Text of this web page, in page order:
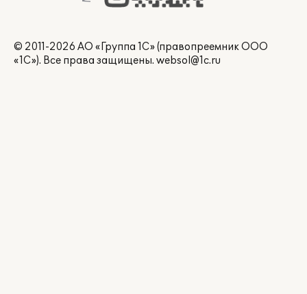
© 2011-2026 АО «Группа 1С» (правопреемник ООО
«1С»). Все права защищены. websol@1c.ru